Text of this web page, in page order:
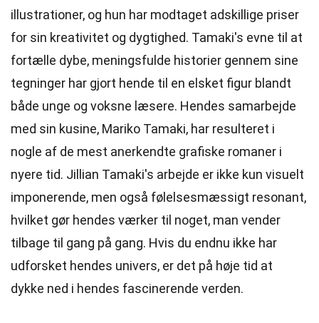
illustrationer, og hun har modtaget adskillige priser
for sin kreativitet og dygtighed. Tamaki's evne til at
fortælle dybe, meningsfulde historier gennem sine
tegninger har gjort hende til en elsket figur blandt
både unge og voksne læsere. Hendes samarbejde
med sin kusine, Mariko Tamaki, har resulteret i
nogle af de mest anerkendte grafiske romaner i
nyere tid. Jillian Tamaki's arbejde er ikke kun visuelt
imponerende, men også følelsesmæssigt resonant,
hvilket gør hendes værker til noget, man vender
tilbage til gang på gang. Hvis du endnu ikke har
udforsket hendes univers, er det på høje tid at
dykke ned i hendes fascinerende verden.